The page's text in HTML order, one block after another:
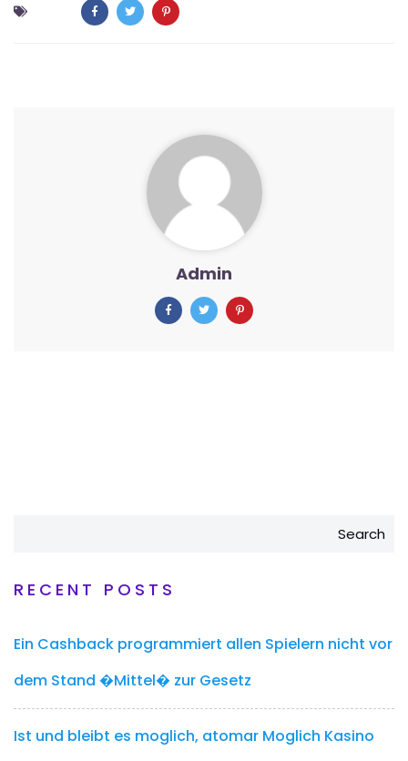
Admin
Search
RECENT POSTS
Ein Cashback programmiert allen Spielern nicht vor
dem Stand �Mittel� zur Gesetz
Ist und bleibt es moglich, atomar Moglich Kasino